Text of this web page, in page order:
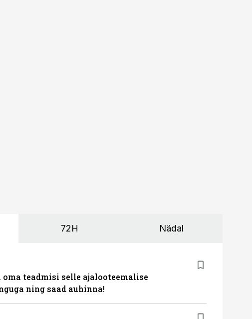
72H Nädal
oma teadmisi selle ajalooteemalise
ning saad auhinna!